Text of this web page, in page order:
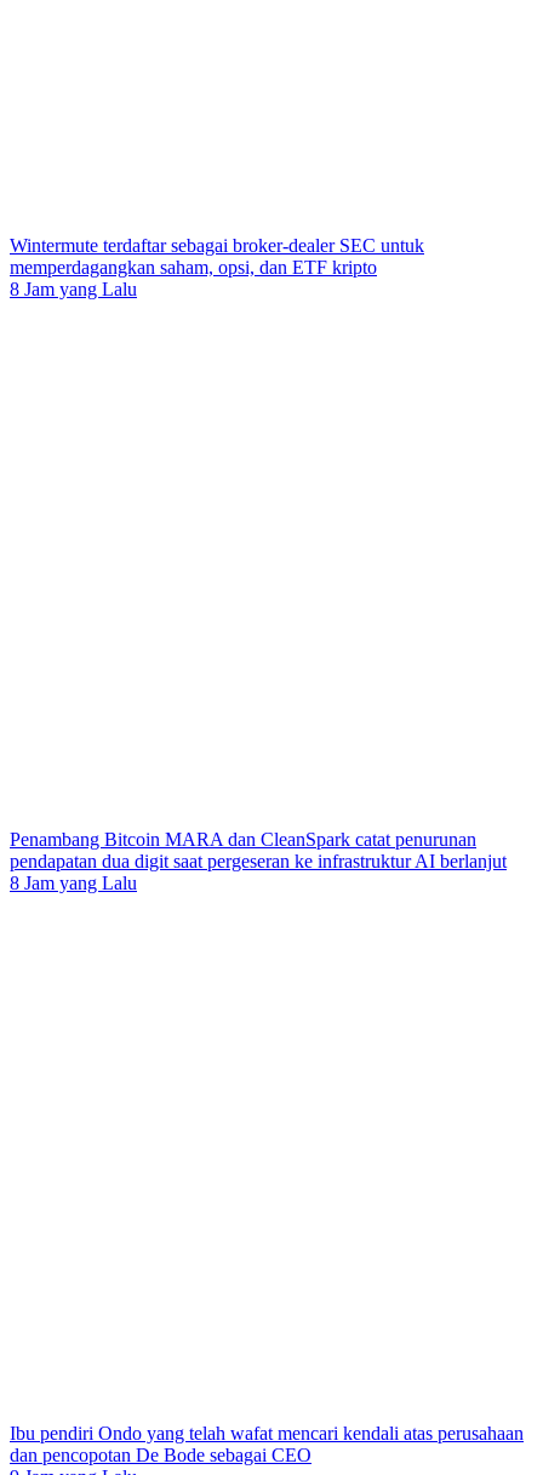
Wintermute terdaftar sebagai broker-dealer SEC untuk
memperdagangkan saham, opsi, dan ETF kripto
8 Jam yang Lalu
Penambang Bitcoin MARA dan CleanSpark catat penurunan
pendapatan dua digit saat pergeseran ke infrastruktur AI berlanjut
8 Jam yang Lalu
Ibu pendiri Ondo yang telah wafat mencari kendali atas perusahaan
dan pencopotan De Bode sebagai CEO